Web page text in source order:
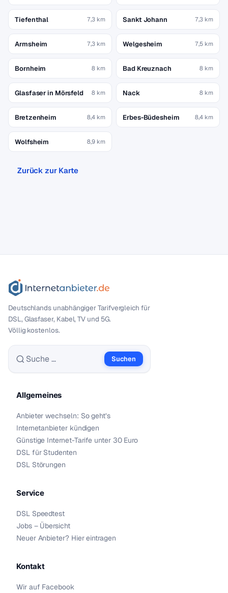
Tiefenthal 7,3 km Sankt Johann 7,3 km
Armsheim 7,3 km Welgesheim 7,5 km
Bornheim 8 km Bad Kreuznach 8 km
Glasfaser in Mörsfeld 8 km Nack 8 km
Bretzenheim 8,4 km Erbes-Büdesheim 8,4 km
Wolfsheim 8,9 km
Zurück zur Karte
Deutschlands unabhängiger Tarif­vergleich für
DSL, Glasfaser, Kabel, TV und 5G.
Völlig kostenlos.
Suche nach:
Suchen
Allgemeines
Anbieter wechseln: So geht’s
Internetanbieter kündigen
Günstige Internet-Tarife unter 30 Euro
DSL für Studenten
DSL Störungen
Service
DSL Speedtest
Jobs – Übersicht
Neuer Anbieter? Hier eintragen
Kontakt
Wir auf Facebook